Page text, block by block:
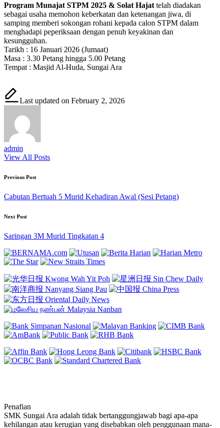
Program Munajat STPM 2025 & Solat Hajat telah diadakan
sebagai usaha memohon keberkatan dan ketenangan jiwa, di
samping memberi sokongan rohani kepada calon STPM dalam
menghadapi peperiksaan dengan penuh keyakinan dan
kesungguhan.
Tarikh : 16 Januari 2026 (Jumaat)
Masa : 3.30 Petang hingga 5.00 Petang
Tempat : Masjid Al-Huda, Sungai Ara
Last updated on February 2, 2026
admin
View All Posts
Post
navigation
Previous Post
Cabutan Bertuah 5 Murid Kehadiran Awal (Sesi Petang)
Next Post
Saringan 3M Murid Tingkatan 4
Penafian
SMK Sungai Ara adalah tidak bertanggungjawab bagi apa-apa
kehilangan atau kerugian yang disebabkan oleh penggunaan mana-